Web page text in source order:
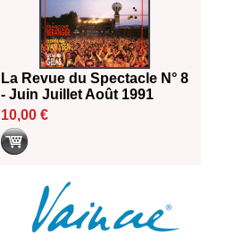
La Revue du Spectacle N° 8
- Juin Juillet Août 1991
10,00 €